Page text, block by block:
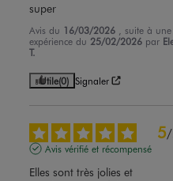
super
Avis du 16/03/2026
, suite à une
expérience du 25/02/2026 par
T.
Utile(0) Signaler
5/
Avis vérifié et récompensé
Elles sont très jolies et